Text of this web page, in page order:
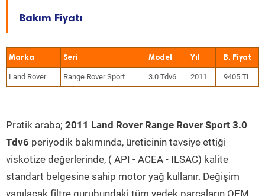
Bakım Fiyatı
Marka Seri Model Yıl
Land Rover Range Rover Sport 3.0 Tdv6 2011 9405 TL
Pratik araba; 2011 Land Rover Range Rover Sport 3.0
Tdv6 periyodik bakımında, üreticinin tavsiye ettiği
viskotize değerlerinde, ( API - ACEA - ILSAC) kalite
standart belgesine sahip motor yağ kullanır. Değişim
yapılacak filtre gurubundaki tüm yedek parçaların OEM